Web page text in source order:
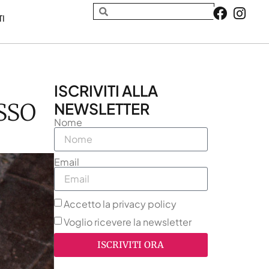
ISCRIVITI ALLA
NEWSLETTER
Nome
Email
Accetto la privacy policy
Voglio ricevere la newsletter
ISCRIVITI ORA